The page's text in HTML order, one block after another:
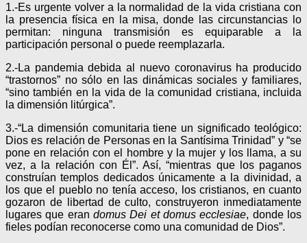
1.-Es urgente volver a la normalidad de la vida cristiana con
la presencia física en la misa, donde las circunstancias lo
permitan: ninguna transmisión es equiparable a la
participación personal o puede reemplazarla.
2.-La pandemia debida al nuevo coronavirus ha producido
“trastornos” no sólo en las dinámicas sociales y familiares,
“sino también en la vida de la comunidad cristiana, incluida
la dimensión litúrgica”.
3.-“La dimensión comunitaria tiene un significado teológico:
Dios es relación de Personas en la Santísima Trinidad” y “se
pone en relación con el hombre y la mujer y los llama, a su
vez, a la relación con Él”. Así, “mientras que los paganos
construían templos dedicados únicamente a la divinidad, a
los que el pueblo no tenía acceso, los cristianos, en cuanto
gozaron de libertad de culto, construyeron inmediatamente
lugares que eran domus Dei et domus ecclesiae, donde los
fieles podían reconocerse como una comunidad de Dios”.